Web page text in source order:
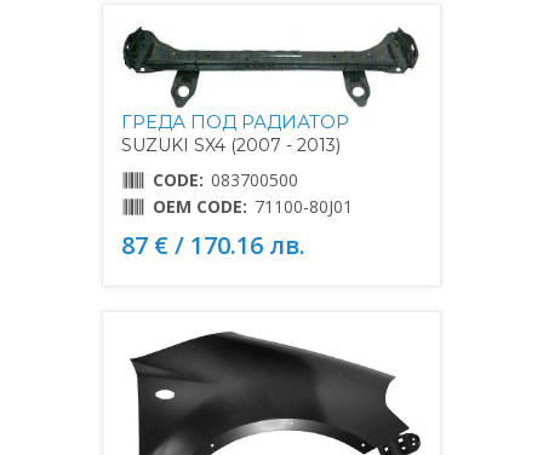
ГРЕДА ПОД РАДИАТОР
SUZUKI SX4 (2007 - 2013)
CODE: 083700500
OEM CODE: 71100-80J01
87 € / 170.16 лв.